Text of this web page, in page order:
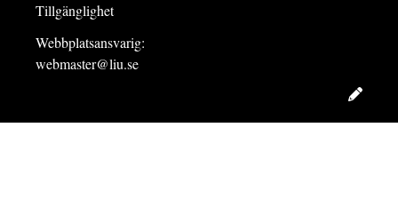
Tillgänglighet
Webbplatsansvarig:
webmaster@liu.se